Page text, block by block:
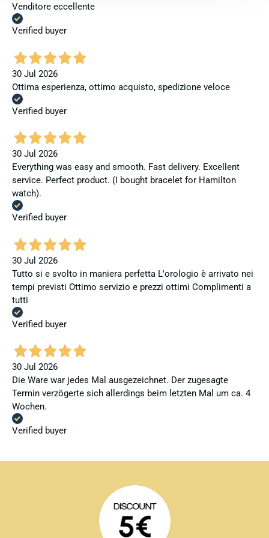
Venditore eccellente
Verified buyer
30 Jul 2026
Ottima esperienza, ottimo acquisto, spedizione veloce
Verified buyer
30 Jul 2026
Everything was easy and smooth. Fast delivery. Excellent
service. Perfect product. (I bought bracelet for Hamilton
watch).
Verified buyer
30 Jul 2026
Tutto si e svolto in maniera perfetta L'orologio è arrivato nei
tempi previsti Ottimo servizio e prezzi ottimi Complimenti a
tutti
Verified buyer
30 Jul 2026
Die Ware war jedes Mal ausgezeichnet. Der zugesagte
Termin verzögerte sich allerdings beim letzten Mal um ca. 4
Wochen.
Verified buyer